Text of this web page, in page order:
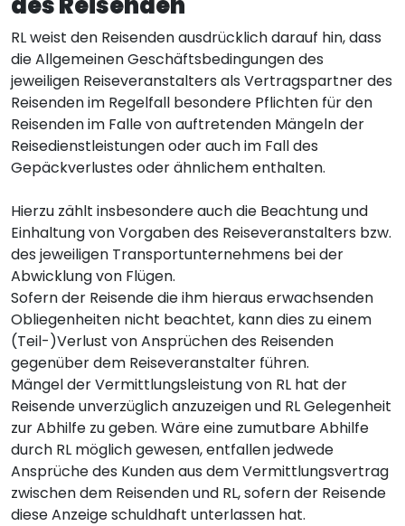
RL weist den Reisenden ausdrücklich darauf hin, dass
die Allgemeinen Geschäftsbedingungen des
jeweiligen Reiseveranstalters als Vertragspartner des
Reisenden im Regelfall besondere Pflichten für den
Reisenden im Falle von auftretenden Mängeln der
Reisedienstleistungen oder auch im Fall des
Gepäckverlustes oder ähnlichem enthalten.
Hierzu zählt insbesondere auch die Beachtung und
Einhaltung von Vorgaben des Reiseveranstalters bzw.
des jeweiligen Transportunternehmens bei der
Abwicklung von Flügen.
Sofern der Reisende die ihm hieraus erwachsenden
Obliegenheiten nicht beachtet, kann dies zu einem
(Teil-)Verlust von Ansprüchen des Reisenden
gegenüber dem Reiseveranstalter führen.
Mängel der Vermittlungsleistung von RL hat der
Reisende unverzüglich anzuzeigen und RL Gelegenheit
zur Abhilfe zu geben. Wäre eine zumutbare Abhilfe
durch RL möglich gewesen, entfallen jedwede
Ansprüche des Kunden aus dem Vermittlungsvertrag
zwischen dem Reisenden und RL, sofern der Reisende
diese Anzeige schuldhaft unterlassen hat.